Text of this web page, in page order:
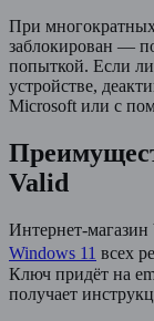
При
заблокирован —
попыткой. Если
устройстве,
Microsoft или с
Valid
Интернет-магазин
Windows 11 всех
Ключ придёт на
получает